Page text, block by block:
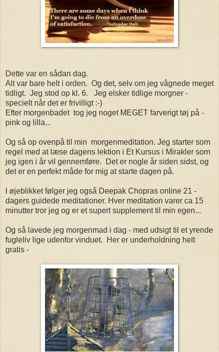
Dette var en sådan dag.
Alt var bare helt i orden. Og det, selv om jeg vågnede meget
tidligt. Jeg stod op kl. 6. Jeg elsker tidlige morgner -
specielt når det er frivilligt :-)
Efter morgenbadet tog jeg noget MEGET farverigt tøj på -
pink og lilla...
Og så op ovenpå til min morgenmeditation. Jeg starter som
regel med at læse dagens lektion i Et Kursus i Mirakler som
jeg igen i år vil gennemføre. Det er nogle år siden sidst, og
det er en perfekt måde for mig at starte dagen på.
I øjeblikket følger jeg også Deepak Chopras online 21 -
dagers guidede meditationer. Hver meditation varer ca 15
minutter tror jeg og er et supert supplement til min egen...
Og så lavede jeg morgenmad i dag - med udsigt til et yrende
fugleliv lige udenfor vinduet. Her er underholdning helt
gratis -